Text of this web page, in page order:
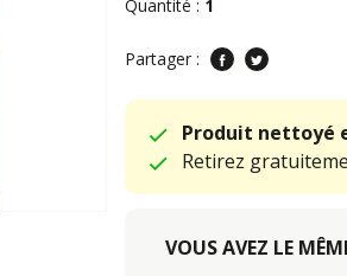
Quantité : 1
Partager :
Produit nettoyé
Retirez
VOUS AVEZ LE